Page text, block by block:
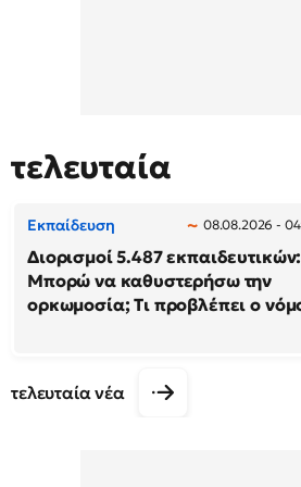
τελευταία
Εκπαίδευση 08.08.2026 -
Διορισμοί 5.487 εκπαιδευτικών:
Μπορώ να καθυστερήσω την
ορκωμοσία; Τι προβλέπει ο
τελευταία νέα